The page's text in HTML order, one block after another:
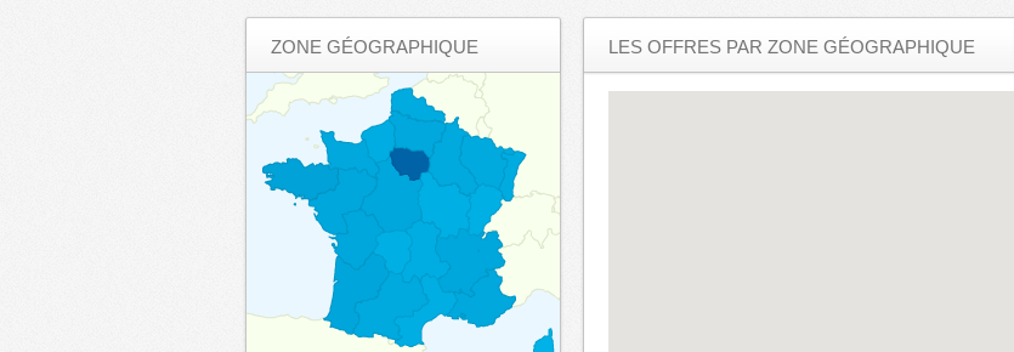
LES OFFRES PAR ZONE GÉOGRAPHIQUE
ZONE GÉOGRAPHIQUE